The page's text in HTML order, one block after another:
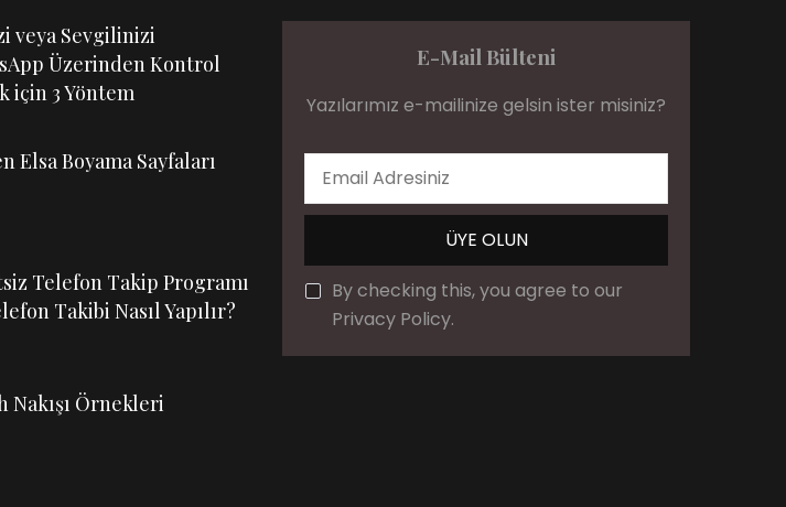
veya Sevgilinizi
Üzerinden Kontrol
için 3 Yöntem
Elsa Boyama Sayfaları
Telefon Takip Programı
Takibi Nasıl Yapılır?
Nakışı Örnekleri
E-Mail Bülteni
Yazılarımız e-mailinize gelsin ister misiniz?
By checking this, you agree to our
Privacy Policy.